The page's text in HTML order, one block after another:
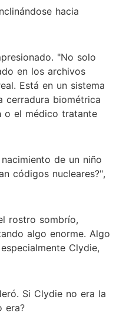
hacia
"No solo
en los archivos
Está en un sistema
cerradura biométrica
o el médico tratante
de un niño
códigos nucleares?",
rostro sombrío,
algo enorme. Algo
Clydie,
Si Clydie no era la
era?